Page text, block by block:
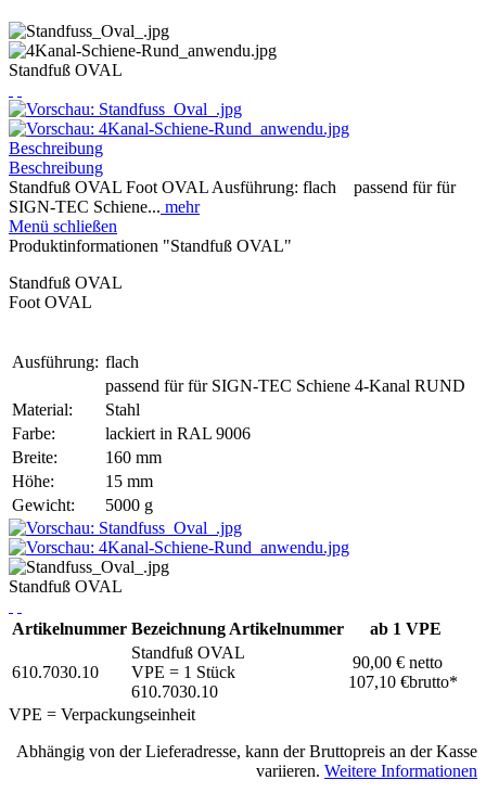
Standfuß OVAL
Beschreibung
Beschreibung
Standfuß OVAL Foot OVAL Ausführung: flach passend für für
SIGN-TEC Schiene... mehr
Menü schließen
Produktinformationen "Standfuß OVAL"
Standfuß OVAL
Foot OVAL
Ausführung: flach
passend für für SIGN-TEC Schiene 4-Kanal RUND
Material:
Stahl
Farbe:
lackiert in RAL 9006
Breite:
160 mm
Höhe:
15 mm
Gewicht:
5000 g
Standfuß OVAL
Artikelnummer Bezeichnung Artikelnummer ab 1 VPE
610.7030.10
Standfuß OVAL
VPE = 1 Stück
610.7030.10
90,00 € netto
107,10 €brutto*
VPE = Verpackungseinheit
Abhängig von der Lieferadresse, kann der Bruttopreis an der Kasse
variieren. Weitere Informationen